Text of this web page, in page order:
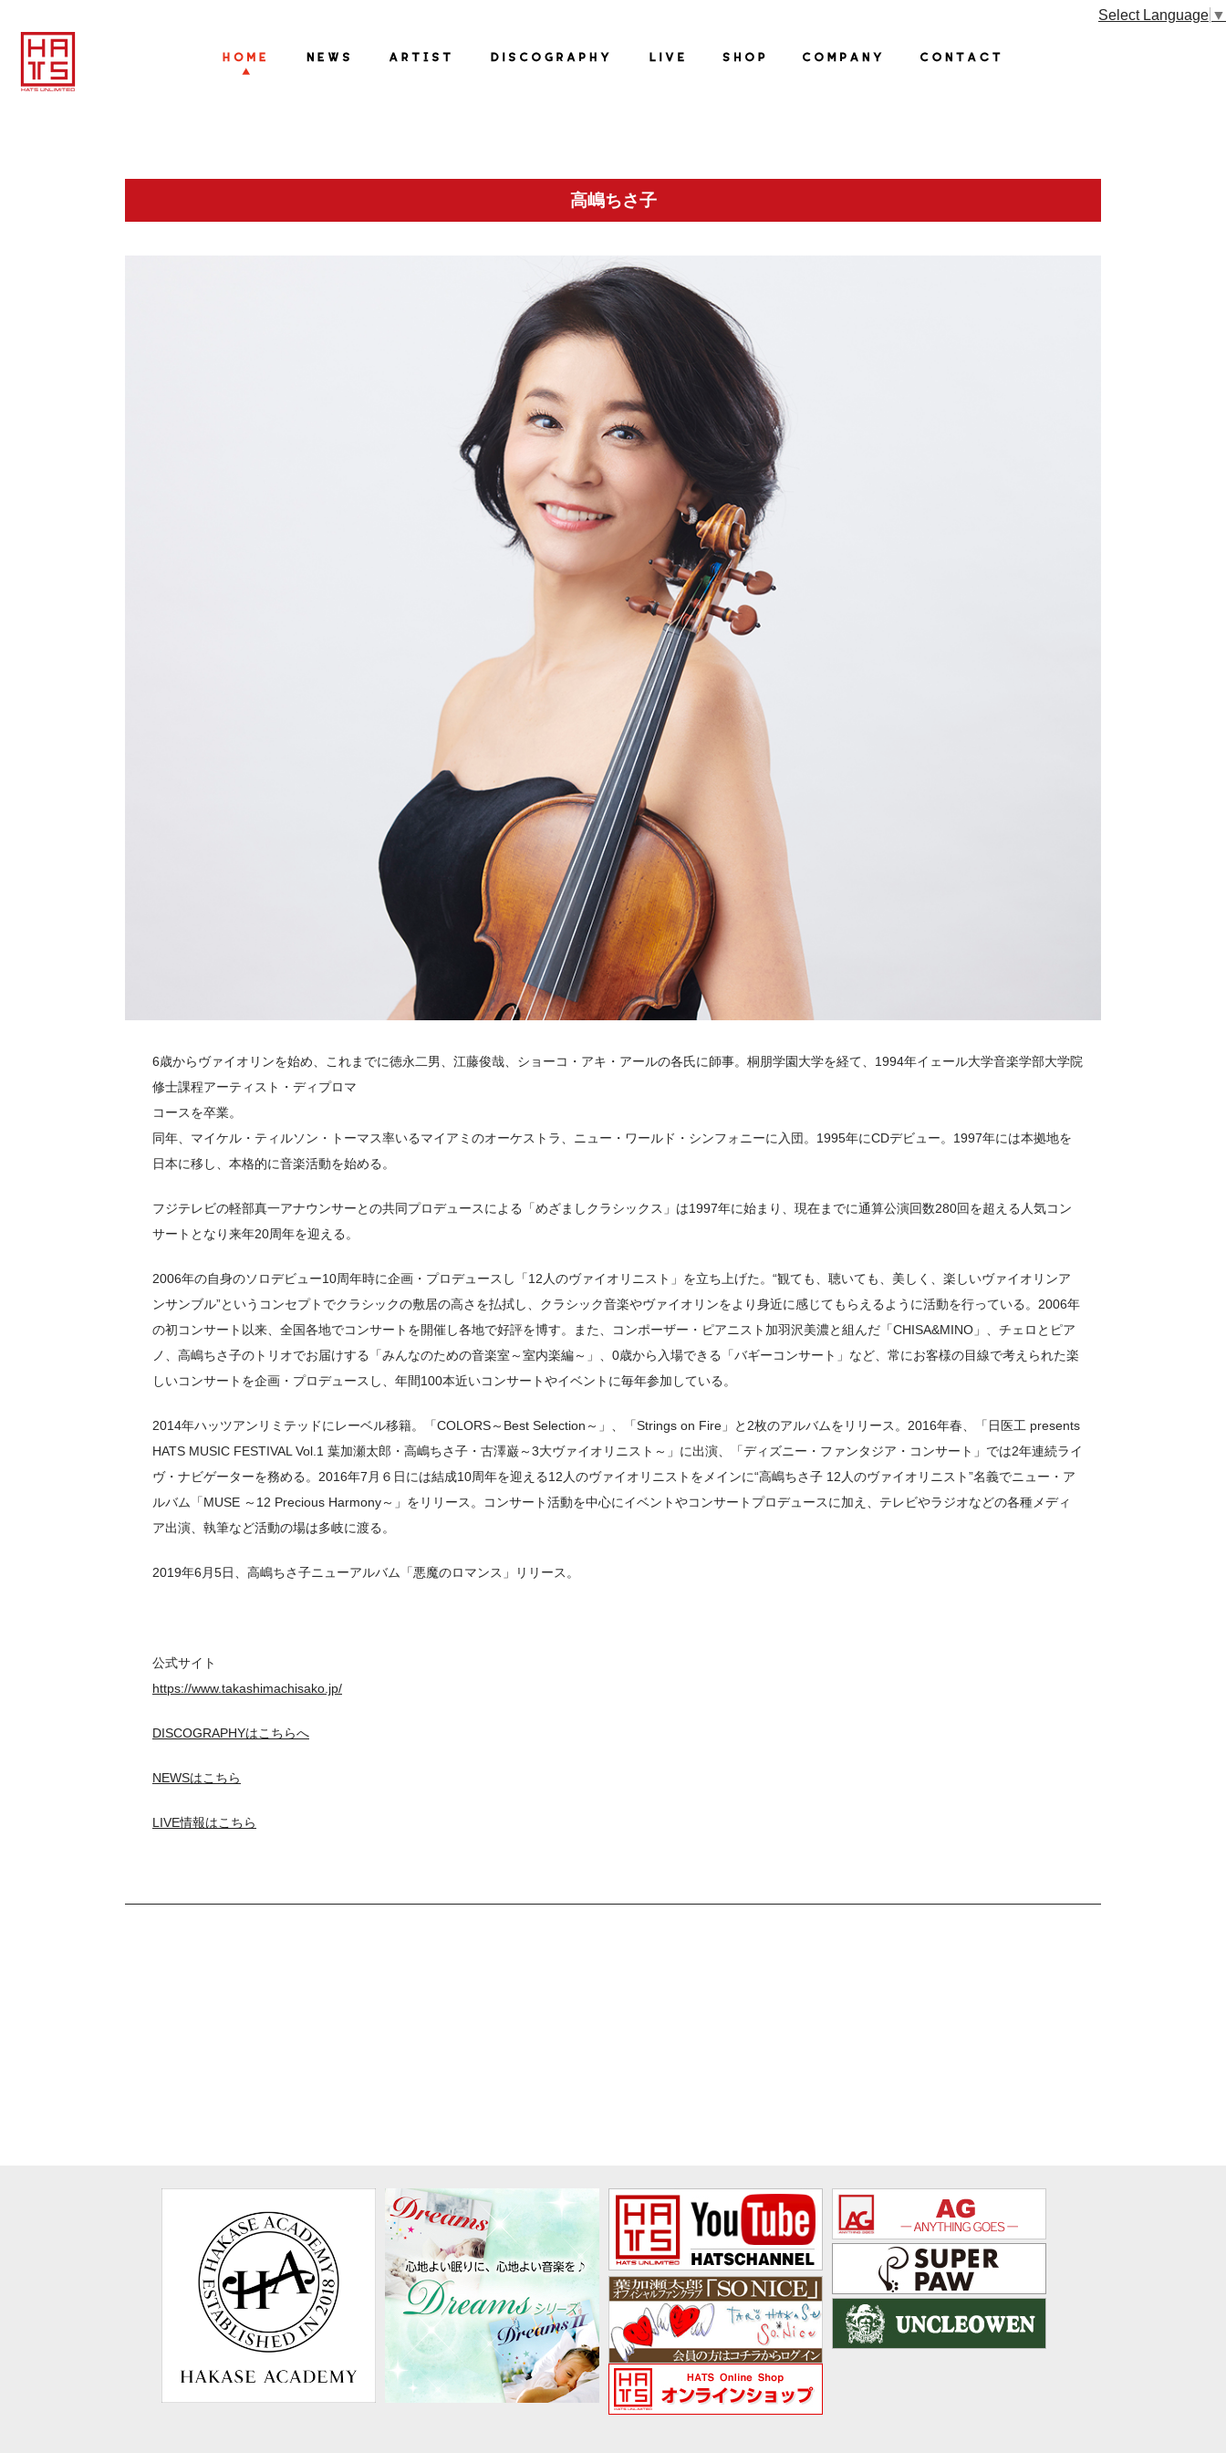
Select Language ▼
高嶋ちさ子
6歳からヴァイオリンを始め、これまでに徳永二男、江藤俊哉、ショーコ・アキ・アールの各氏に師事。桐朋学園大学を経て、1994年イェール大学音楽学部大学院
修士課程アーティスト・ディプロマ
コースを卒業。
同年、マイケル・ティルソン・トーマス率いるマイアミのオーケストラ、ニュー・ワールド・シンフォニーに入団。1995年にCDデビュー。1997年には本拠地を
日本に移し、本格的に音楽活動を始める。
フジテレビの軽部真一アナウンサーとの共同プロデュースによる「めざましクラシックス」は1997年に始まり、現在までに通算公演回数280回を超える人気コン
サートとなり来年20周年を迎える。
2006年の自身のソロデビュー10周年時に企画・プロデュースし「12人のヴァイオリニスト」を立ち上げた。“観ても、聴いても、美しく、楽しいヴァイオリンア
ンサンブル”というコンセプトでクラシックの敷居の高さを払拭し、クラシック音楽やヴァイオリンをより身近に感じてもらえるように活動を行っている。2006年
の初コンサート以来、全国各地でコンサートを開催し各地で好評を博す。また、コンポーザー・ピアニスト加羽沢美濃と組んだ「CHISA&MINO」、チェロとピア
ノ、高嶋ちさ子のトリオでお届けする「みんなのための音楽室～室内楽編～」、0歳から入場できる「バギーコンサート」など、常にお客様の目線で考えられた楽
しいコンサートを企画・プロデュースし、年間100本近いコンサートやイベントに毎年参加している。
2014年ハッツアンリミテッドにレーベル移籍。「COLORS～Best Selection～」、「Strings on Fire」と2枚のアルバムをリリース。2016年春、「日医工 presents
HATS MUSIC FESTIVAL Vol.1 葉加瀬太郎・高嶋ちさ子・古澤巌～3大ヴァイオリニスト～」に出演、「ディズニー・ファンタジア・コンサート」では2年連続ライ
ヴ・ナビゲーターを務める。2016年7月６日には結成10周年を迎える12人のヴァイオリニストをメインに“高嶋ちさ子 12人のヴァイオリニスト”名義でニュー・ア
ルバム「MUSE ～12 Precious Harmony～」をリリース。コンサート活動を中心にイベントやコンサートプロデュースに加え、テレビやラジオなどの各種メディ
ア出演、執筆など活動の場は多岐に渡る。
2019年6月5日、高嶋ちさ子ニューアルバム「悪魔のロマンス」リリース。
公式サイト
https://www.takashimachisako.jp/
DISCOGRAPHYはこちらへ
NEWSはこちら
LIVE情報はこちら